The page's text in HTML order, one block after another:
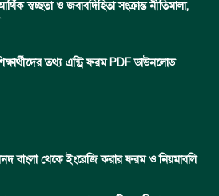
স্বচ্ছতা ও জবাবদিহিতা সংক্রান্ত নীতিমালা,
তথ্য এন্ট্রি ফরম PDF ডাউনলোড
সনদ বাংলা থেকে ইংরেজি করার ফরম ও নিয়মাবলি